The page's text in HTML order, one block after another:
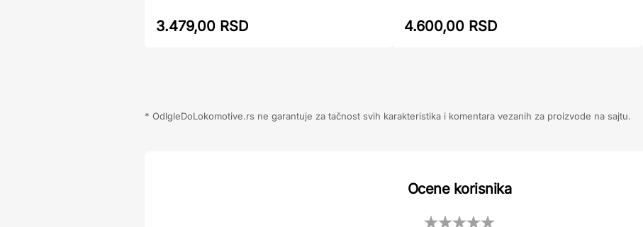
3.479,00 RSD 4.600,00 RSD
* OdIgleDoLokomotive.rs ne garantuje za tačnost svih karakteristika i komentara vezanih za proizvode na sajtu.
Ocene korisnika